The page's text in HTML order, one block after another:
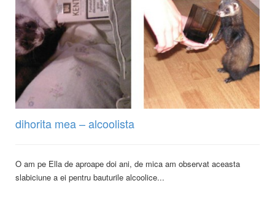
dihorita mea – alcoolista
O am pe Ella de aproape doi ani, de mica am observat aceasta
slabiciune a ei pentru bauturile alcoolice...